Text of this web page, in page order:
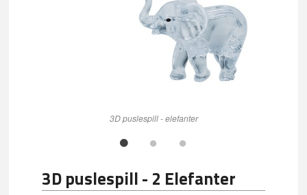
3D puslespill - elefanter
3D puslespill - 2 Elefanter